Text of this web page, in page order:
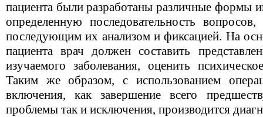
пациента были разработаны различные формы
определенную последовательность
последующим их анализом и фиксацией. На
пациента врач должен составить
изучаемого заболевания, оценить
Таким же образом, с использованием
включения, как завершение всего
проблемы так и исключения, производится